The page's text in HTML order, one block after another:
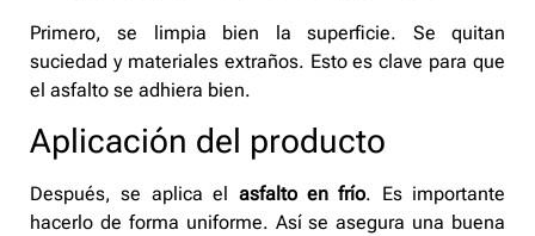
Primero, se limpia bien la superficie. Se quitan
suciedad y materiales extraños. Esto es clave para que
el asfalto se adhiera bien.
Aplicación del producto
Después, se aplica el asfalto en frío. Es importante
hacerlo de forma uniforme. Así se asegura una buena